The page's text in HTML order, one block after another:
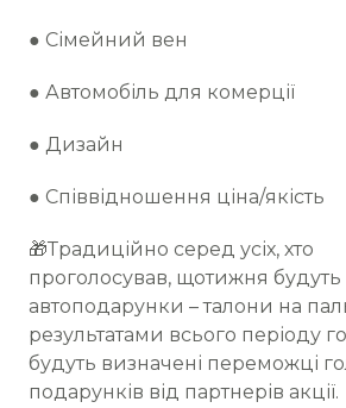
● Сімейний вен
● Автомобіль для комерції
● Дизайн
● Співвідношення ціна/якість
🎁Традиційно серед усіх, хто
проголосував, щотижня будуть
автоподарунки – талони на
результатами всього періоду
будуть визначені переможці
подарунків від партнерів акції.